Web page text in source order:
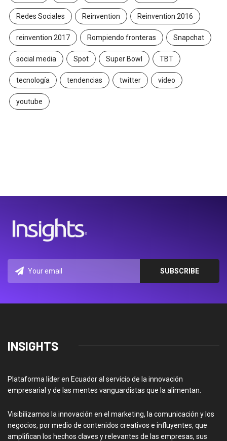
Redes Sociales Reinvention Reinvention 2016
reinvention 2017 Rompiendo fronteras Snapchat
social media Spot Super Bowl TBT
tecnología tendencias twitter video
youtube
INSIGHTS
Plataforma líder en Ecuador al servicio de la innovación
empresarial y de las mentes vanguardistas que la alimentan.
Visibilizamos la innovación en el marketing, la comunicación y los
negocios, por medio de contenidos creativos e influyentes, que
amplifican los hechos claves y relevantes de las empresas, sus